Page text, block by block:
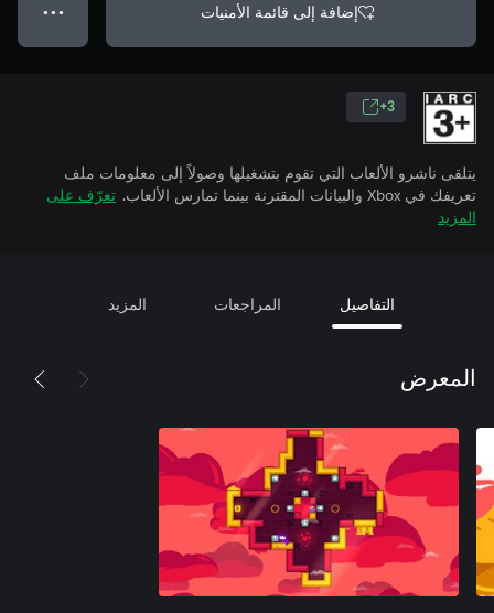
إضافة إلى قائمة الأمنيات ● ● ●
3+
يتلقى ناشرو الألعاب التي تقوم بتشغيلها وصولاً إلى معلومات ملف
تعريفك في Xbox والبيانات المقترنة بينما تمارس الألعاب.
تعرّف على
المزيد
التفاصيل المراجعات المزيد
المعرض